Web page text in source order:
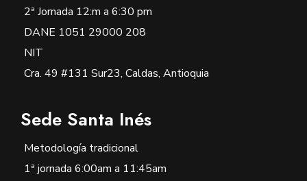
2ª Jornada 12:m a 6:30 pm
DANE 1051 29000 208
NIT
Cra. 49 #131 Sur23, Caldas, Antioquia
Sede Santa Inés
Metodología tradicional
1ª jornada 6:00am a 11:45am